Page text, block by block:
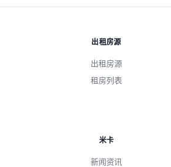
出租房源
出租房源
租房列表
米卡
新闻资讯